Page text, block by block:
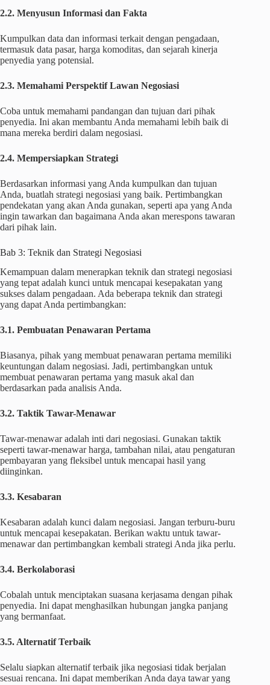
2.2. Menyusun Informasi dan Fakta
Kumpulkan data dan informasi terkait dengan pengadaan,
termasuk data pasar, harga komoditas, dan sejarah kinerja
penyedia yang potensial.
2.3. Memahami Perspektif Lawan Negosiasi
Coba untuk memahami pandangan dan tujuan dari pihak
penyedia. Ini akan membantu Anda memahami lebih baik di
mana mereka berdiri dalam negosiasi.
2.4. Mempersiapkan Strategi
Berdasarkan informasi yang Anda kumpulkan dan tujuan
Anda, buatlah strategi negosiasi yang baik. Pertimbangkan
pendekatan yang akan Anda gunakan, seperti apa yang Anda
ingin tawarkan dan bagaimana Anda akan merespons tawaran
dari pihak lain.
Bab 3: Teknik dan Strategi Negosiasi
Kemampuan dalam menerapkan teknik dan strategi negosiasi
yang tepat adalah kunci untuk mencapai kesepakatan yang
sukses dalam pengadaan. Ada beberapa teknik dan strategi
yang dapat Anda pertimbangkan:
3.1. Pembuatan Penawaran Pertama
Biasanya, pihak yang membuat penawaran pertama memiliki
keuntungan dalam negosiasi. Jadi, pertimbangkan untuk
membuat penawaran pertama yang masuk akal dan
berdasarkan pada analisis Anda.
3.2. Taktik Tawar-Menawar
Tawar-menawar adalah inti dari negosiasi. Gunakan taktik
seperti tawar-menawar harga, tambahan nilai, atau pengaturan
pembayaran yang fleksibel untuk mencapai hasil yang
diinginkan.
3.3. Kesabaran
Kesabaran adalah kunci dalam negosiasi. Jangan terburu-buru
untuk mencapai kesepakatan. Berikan waktu untuk tawar-
menawar dan pertimbangkan kembali strategi Anda jika perlu.
3.4. Berkolaborasi
Cobalah untuk menciptakan suasana kerjasama dengan pihak
penyedia. Ini dapat menghasilkan hubungan jangka panjang
yang bermanfaat.
3.5. Alternatif Terbaik
Selalu siapkan alternatif terbaik jika negosiasi tidak berjalan
sesuai rencana. Ini dapat memberikan Anda daya tawar yang